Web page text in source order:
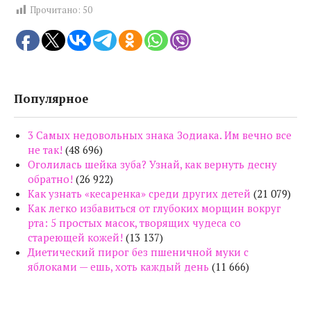
Прочитано: 50
Популярное
3 Самых недовольных знака Зодиака. Им вечно все
не так! (48 696)
Оголилась шейка зуба? Узнай, как вернуть десну
обратно! (26 922)
Как узнать «кесаренка» среди других детей (21 079)
Как легко избавиться от глубоких морщин вокруг
рта: 5 простых масок, творящих чудеса со
стареющей кожей! (13 137)
Диетический пирог без пшеничной муки с
яблоками — ешь, хоть каждый день (11 666)